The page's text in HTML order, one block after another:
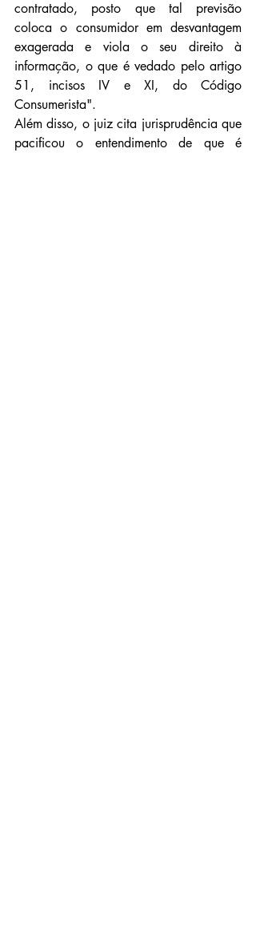
contratado, posto que tal previsão
coloca o consumidor em desvantagem
exagerada e viola o seu direito à
informação, o que é vedado pelo artigo
51, incisos IV e XI, do Código
Consumerista".
Além disso, o juiz cita jurisprudência que
pacificou o entendimento de que é